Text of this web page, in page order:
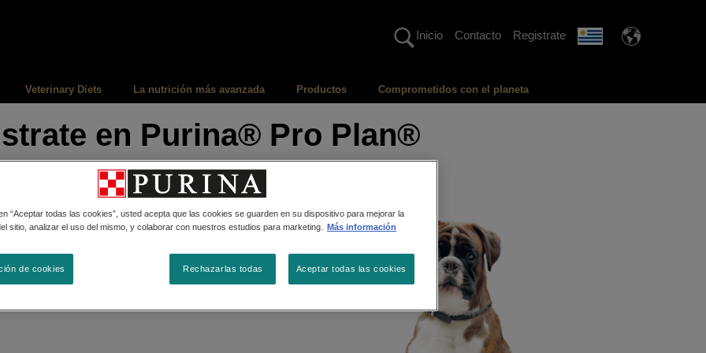
Inicio Contacto Registrate
Veterinary Diets La nutrición más avanzada Productos Comprometidos con el planeta
en Purina® Pro Plan®
“Aceptar todas las cookies”, usted acepta que las cookies se guarden en su dispositivo para mejorar la
sitio, analizar el uso del mismo, y colaborar con nuestros estudios para marketing.
Más información
Rechazarlas todas Aceptar todas las cookies
de cookies